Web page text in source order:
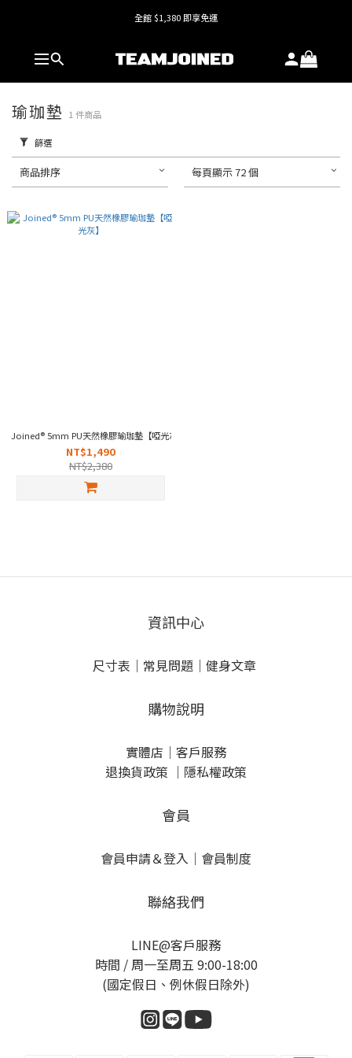
全館 $1,380 即享免運
全館 $1,380 即享免運
護具系列單件8折，加購享6折優惠🔥
瑜珈墊 1 件商品
篩選
商品排序 每頁顯示 72 個
Joined® 5mm PU天然橡膠瑜珈墊【啞光灰】
NT$1,490
NT$2,380
資訊中心
尺寸表 ｜ 常見問題 ｜ 健身文章
購物說明
實體店 ｜ 客戶服務
退換貨政策 ｜ 隱私權政策
會員
會員申請＆登入 ｜ 會員制度
聯絡我們
LINE@客戶服務
時間 / 周一至周五 9:00-18:00
(國定假日、例休假日除外)